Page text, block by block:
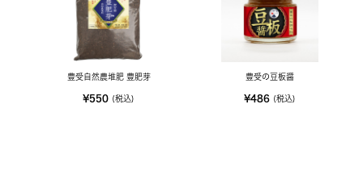
豊受自然農堆肥 豊肥芽
¥550 (税込)
豊受の豆板醤
¥486 (税込)